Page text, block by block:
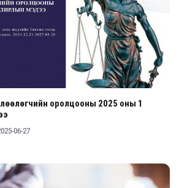
оролцооны 2025 оны 1
06-27